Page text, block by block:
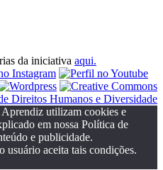
da iniciativa aqui.
utilizam cookies e
em nossa Política de
e publicidade.
usuário aceita tais condições.